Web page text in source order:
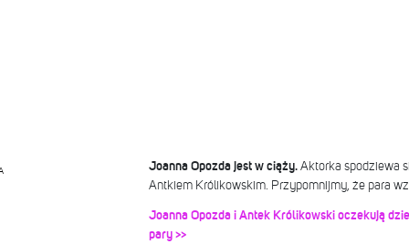
Joanna Opozda jest w ciąży.Aktorka spodziewa
Antkiem Królikowskim. Przypomnijmy, że para
Joanna Opozda i Antek Królikowski oczekują
pary >>